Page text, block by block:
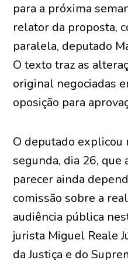
para a próxima
relator da proposta,
paralela, deputado
O texto traz as
original negociadas
oposição para
O deputado explicou
segunda, dia 26, que
parecer ainda
comissão sobre a
audiência pública
jurista Miguel Reale
da Justiça e do